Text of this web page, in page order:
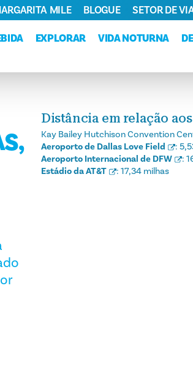
EXPLORAR VIDA NOTURNA
MILE BLOGUE SETOR DE
Distância em relação
Kay Bailey Hutchison Convention
Aeroporto de Dallas Love Field
:
Aeroporto Internacional de DFW
:
Estádio da AT&T
: 17,34 milhas